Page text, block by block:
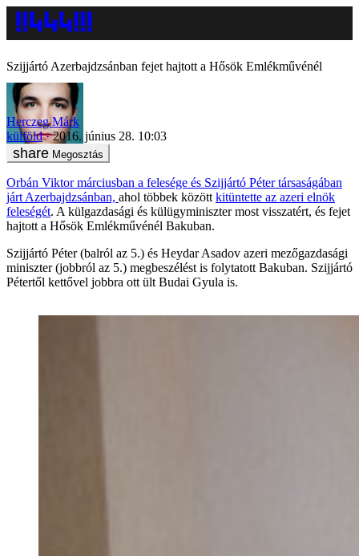
Szijjártó Azerbajdzsánban fejet hajtott a Hősök Emlékművénél
Herczeg Márk
külföld
2016. június 28. 10:03
Megosztás
Orbán Viktor márciusban a felesége és Szijjártó Péter társaságában
járt Azerbajdzsánban, ahol többek között kitüntette az azeri elnök
feleségét. A külgazdasági és külügyminiszter most visszatért, és fejet
hajtott a Hősök Emlékművénél Bakuban.
Szijjártó Péter (balról az 5.) és Heydar Asadov azeri mezőgazdasági
miniszter (jobbról az 5.) megbeszélést is folytatott Bakuban. Szijjártó
Pétertől kettővel jobbra ott ült Budai Gyula is.